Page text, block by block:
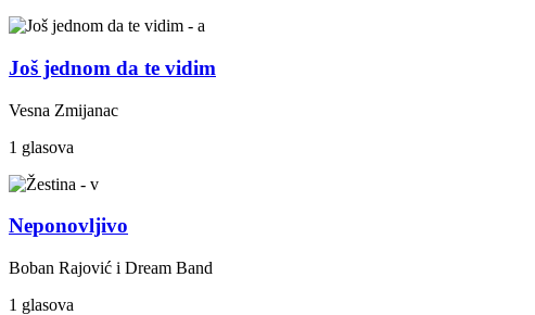
Još jednom da te vidim
Vesna Zmijanac
1 glasova
Neponovljivo
Boban Rajović i Dream Band
1 glasova